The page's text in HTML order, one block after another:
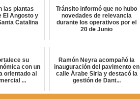
las plantas
El Angosto y
Catalina
Tránsito informó que no hubo
novedades de relevancia
durante los operativos por el
20 de Junio
su
con un
orientado al
...
Ramón Neyra acompañó la
inauguración del pavimento en
calle Árabe Siria y destacó la
gestión de Dant...